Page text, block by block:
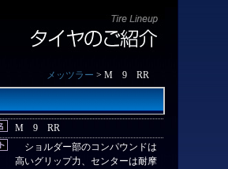
メッツラー > M 9 RR
M 9 RR
ショルダー部のコンパウンドは
高いグリップ力、センターは耐摩